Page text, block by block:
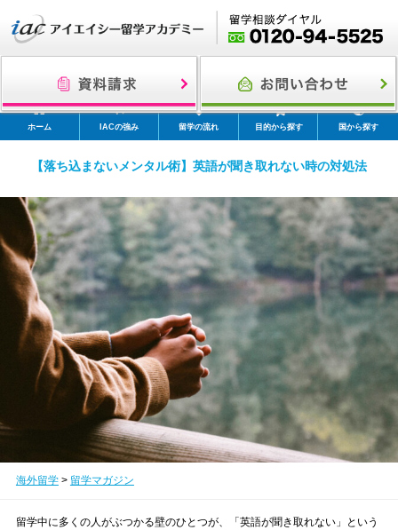
ホーム IACの強み 留学の流れ 目的から探す 国から探す
【落ち込まないメンタル術】英語が聞き取れない時の対処法
海外留学> 留学マガジン
留学中に多くの人がぶつかる壁のひとつが、「英語が聞き取れない」という